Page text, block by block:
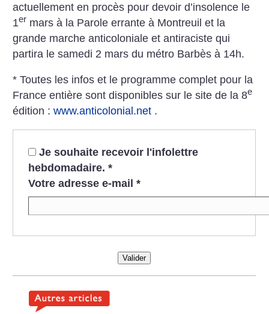
actuellement en procès pour devoir d’insolence le
1er mars à la Parole errante à Montreuil et la
grande marche anticoloniale et antiraciste qui
partira le samedi 2 mars du métro Barbès à 14h.
* Toutes les infos et le programme complet pour la
France entière sont disponibles sur le site de la 8e
édition :www.anticolonial.net .
Je souhaite recevoir l'infolettre
hebdomadaire. *
Votre adresse e-mail *
Valider